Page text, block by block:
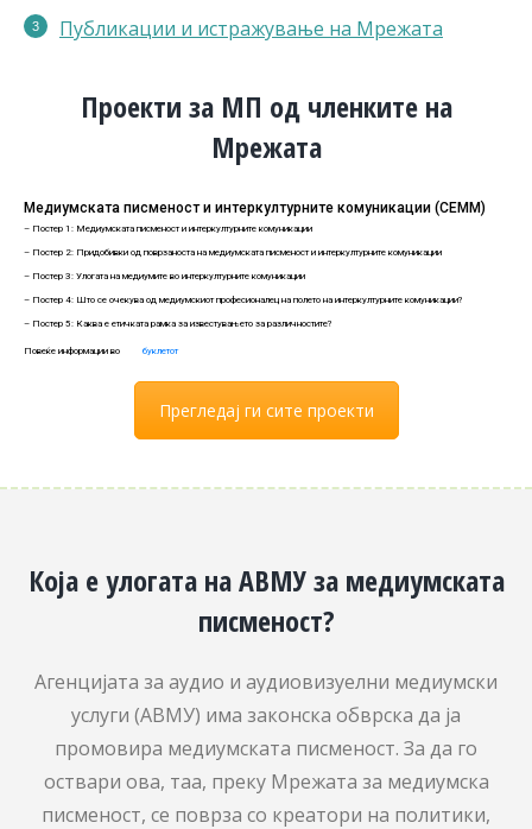
Публикации и истражување на Мрежата
Проекти за МП од членките на
Мрежата
– Постер 1: Медиумската писменост и интеркултурните комуникации
– Постер 2: Придобивки од поврзаноста на медиумската писменост и интеркултурните комуникации
– Постер 3: Улогата на медиумите во интеркултурните комуникации
– Постер 4: Што се очекува од медиумскиот професионалец на полето на интеркултурните комуникации?
– Постер 5: Каква е етичката рамка за известувањето за различностите?
Медиумската писменост и интеркултурните комуникации (СЕММ)
Повеќе информации во буклетот
Прегледај ги сите проекти
Која е улогата на АВМУ за медиумската
писменост?
Агенцијата за аудио и аудиовизуелни медиумски
услуги (АВМУ) има законска обврска да ја
промовира медиумската писменост. За да го
оствари ова, таа, преку Мрежата за медиумска
писменост, се поврза со креатори на политики,